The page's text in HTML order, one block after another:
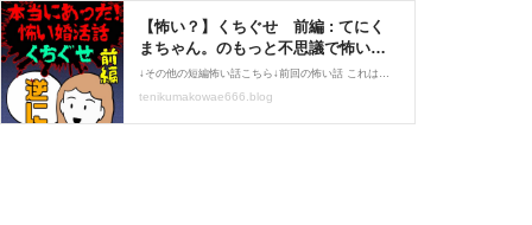
【怖い？】くちぐせ 前編 : てにく
まちゃん。のもっと不思議で怖い話
Powered by ライブドアブログ
↓その他の短編怖い話こちら↓前回の怖い話 これは、、私の同級生からきいたお話です‥やばい最後のコマ眠たすぎて絵がおかしい笑気になる続きは午後にでもあげますのでおたのしみに、、逆に！！↓�つづきはこちら ↓山姥の護12話でましたよ！！<br><br><font size="5">↓ミ
tenikumakowae666.blog